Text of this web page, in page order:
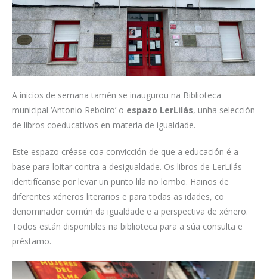
A inicios de semana tamén se inaugurou na Biblioteca
municipal ‘Antonio Reboiro’ o espazo LerLilás, unha selección
de libros coeducativos en materia de igualdade.
Este espazo créase coa convicción de que a educación é a
base para loitar contra a desigualdade. Os libros de LerLilás
identifícanse por levar un punto lila no lombo. Hainos de
diferentes xéneros literarios e para todas as idades, co
denominador común da igualdade e a perspectiva de xénero.
Todos están dispoñibles na biblioteca para a súa consulta e
préstamo.